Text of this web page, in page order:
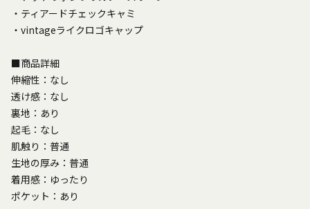
・ティアードチェックキャミ
・vintageライクロゴキャップ
■商品詳細
伸縮性：なし
透け感：なし
裏地：あり
起毛：なし
肌触り：普通
生地の厚み：普通
着用感：ゆったり
ポケット：あり